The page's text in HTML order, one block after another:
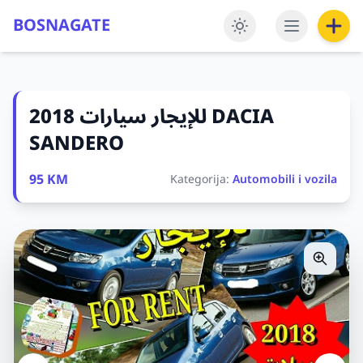
BOSNAGATE
للإيجار سيارات 2018 DACIA
SANDERO
95 KM Kategorija:Automobili i vozila